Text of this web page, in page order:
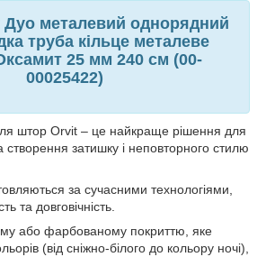
Дуо металевий однорядний
труба кільце металеве
25 мм 240 см (00-
00025422)
штор Orvit – це найкраще рішення для
створення затишку і неповторного стилю
за сучасними технологіями,
та довговічність.
або фарбованому покриттю, яке
(від сніжно-білого до кольору ночі),